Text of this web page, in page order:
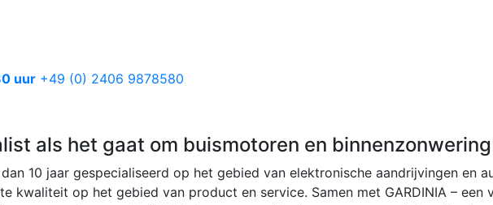
uur +49 (0) 2406 9878580
als het gaat om buismotoren en
10 jaar gespecialiseerd op het gebied van elektronische aandrijvingen en
kwaliteit op het gebied van product en service. Samen met GARDINIA – een